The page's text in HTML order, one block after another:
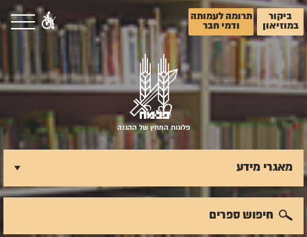
ביקור
במוזיאון
תרומה לעמותה
ודמי חבר
פלוגות המחץ של ההגנה
מאגרי מידע
חיפוש ספרים